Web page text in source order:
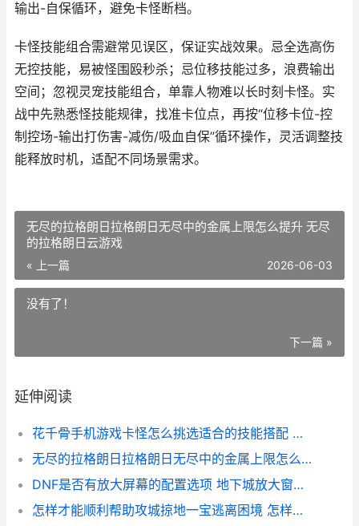
输出-自保循环，避免卡怪断档。
卡怪技能组合需避常见误区，保证实战效果。忌全选高伤
无控技能，易被怪围殴秒杀；忌位移技能过多，浪费输出
空间；忽视灵宠技能组合，单靠人物难以长时刻卡怪。实
战中先熟悉怪技能规律，找准卡位点，再按“位移卡位-控
制控场-输出打伤害-减伤/吸血自保”循环操作，灵活调整技
能释放时机，适配不同场景需求。
无尽的拉格朗日拉格朗日无尽中的金属上限怎么提升 无尽
的拉格朗日云游戏
« 上一篇 2026-06-03
没有了！
下一篇 »
延伸阅读
花千骨手机游戏卡怪怎么挑选适合的技能搭配 花千骨 游戏
无尽的拉格朗日拉格朗日无尽中的金属上限怎么提升 无尽的拉格朗日云游戏
DNF是否有放大屏幕的配置选项 地下城放大窗口模糊怎么办
怎样才能顺利帮助攻城掠地一宝逃离困境 怎样才能顺利帮助孩子